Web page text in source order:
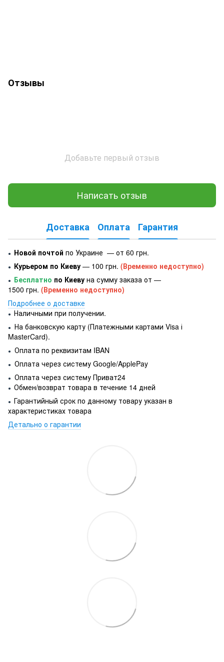
Отзывы
Добавьте первый отзыв
Написать отзыв
Доставка Оплата Гарантия
● Новой почтой по Украине — от 60 грн.
● Курьером по Киеву — 100 грн. (Временно недоступно)
● Бесплатно по Киеву на сумму заказа от —
1500 грн. (Временно недоступно)
Подробнее о доставке
● Наличными при получении.
● На банковскую карту (Платежными картами Visa і
MasterCard).
● Оплата по реквизитам IBAN
● Оплата через систему Google/ApplePay
● Оплата через систему Приват24
● Обмен/возврат товара в течение 14 дней
● Гарантийный срок по данному товару указан в
характеристиках товара
Детально о гарантии